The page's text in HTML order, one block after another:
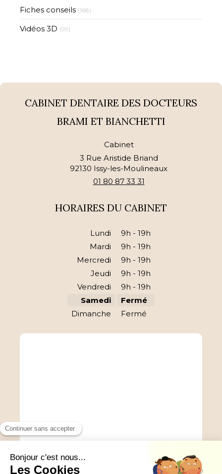
Fiches conseils (168)
Vidéos 3D (99)
CABINET DENTAIRE DES DOCTEURS
BRAMI ET BIANCHETTI
Cabinet
3 Rue Aristide Briand
92130 Issy-les-Moulineaux
01 80 87 33 31
HORAIRES DU CABINET
Lundi
9h - 19h
Mardi
9h - 19h
Mercredi
9h - 19h
Jeudi
9h - 19h
Vendredi
9h - 19h
Samedi
Fermé
Dimanche
Fermé